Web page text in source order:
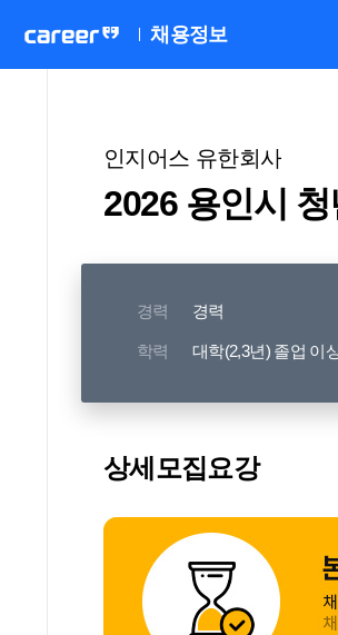
채용정보
인지어스 유한회사
2026 용인시
경력 경력
학력 대학(2,3년) 졸업 이
상세모집요강